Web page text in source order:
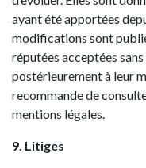
ayant été apportées
modifications sont
réputées acceptées
postérieurement à leur
recommande de
mentions légales.
9. Litiges